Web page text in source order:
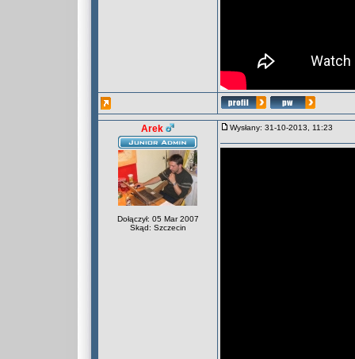
Arek
Dołączył: 05 Mar 2007
Skąd: Szczecin
Wysłany: 31-10-2013, 11:23